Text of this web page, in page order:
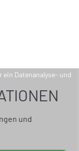
und